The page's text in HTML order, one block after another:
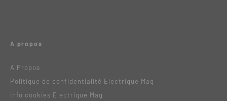
A propos
A Propos
Politique de confidentialité Electrique Mag
info cookies Electrique Mag